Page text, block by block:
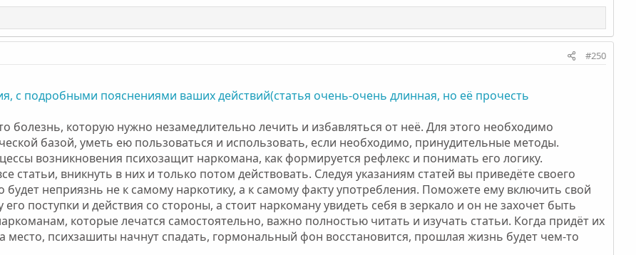
#250
с подробными пояснениями ваших действий(статья очень-очень длинная, но её прочесть
болезнь, которую нужно незамедлительно лечить и избавляться от неё. Для этого необходимо
базой, уметь ею пользоваться и использовать, если необходимо, принудительные методы.
возникновения психозащит наркомана, как формируется рефлекс и понимать его логику.
статьи, вникнуть в них и только потом действовать. Следуя указаниям статей вы приведёте своего
будет неприязнь не к самому наркотику, а к самому факту употребления. Поможете ему включить свой
поступки и действия со стороны, а стоит наркоману увидеть себя в зеркало и он не захочет быть
которые лечатся самостоятельно, важно полностью читать и изучать статьи. Когда придёт их
место, психзашиты начнут спадать, гормональный фон восстановится, прошлая жизнь будет чем-то